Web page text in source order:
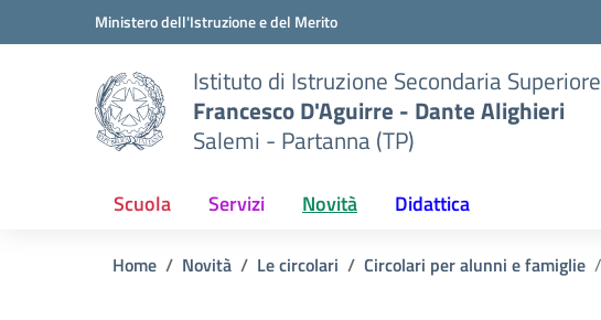
Vai ai contenuti
Vai al menu di navigazioneMinistero dell'Istruzione e del Merito
Istituto di Istruzione Secondaria Superiore
Francesco D'Aguirre - Dante Alighieri
Salemi - Partanna (TP)
Scuola Servizi Novità Didattica
Home Novità Le circolari Circolari per alunni e famiglie